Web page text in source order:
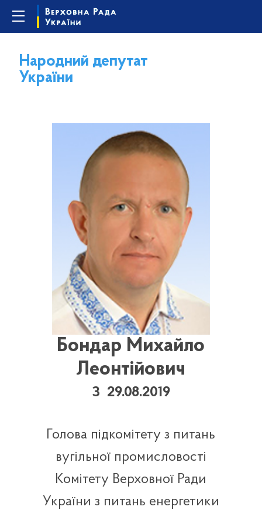
Народний депутат
України
Бондар Михайло
Леонтійович
З 29.08.2019
Голова підкомітету з питань
вугільної промисловості
Комітету Верховної Ради
України з питань енергетики